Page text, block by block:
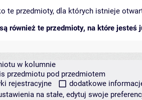
te przedmioty, dla których istnieje
również te przedmioty, na które jesteś
w kolumnie
przedmiotu pod przedmiotem
rejestracyjne
dodatkowe
na stałe, edytuj swoje